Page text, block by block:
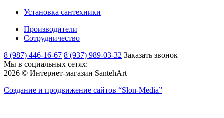
Установка сантехники
Производители
Сотрудничество
8 (987) 446-16-67 8 (937) 989-03-32 Заказать звонок
Мы в социальных сетях:
2026 © Интернет-магазин SantehArt
Создание и продвижение сайтов “Slon-Media”